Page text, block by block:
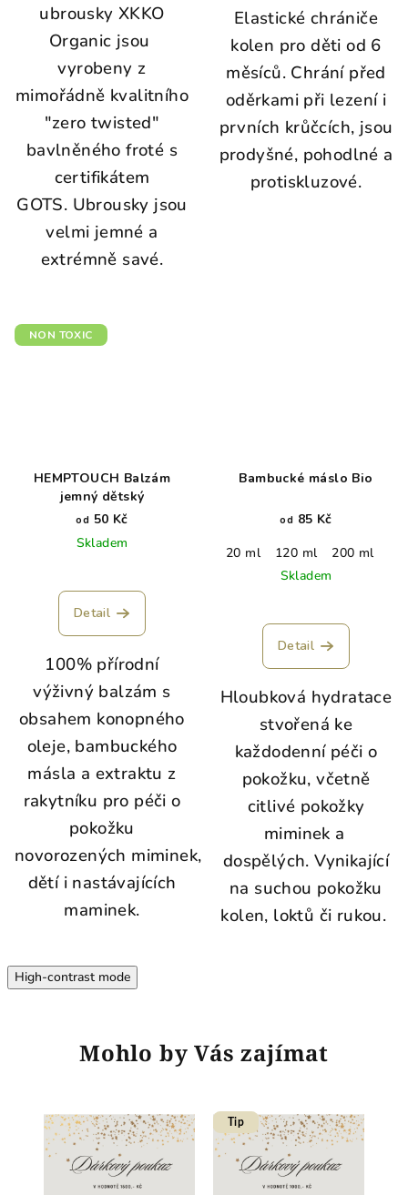
ubrousky XKKO
Organic jsou
vyrobeny z
mimořádně kvalitního
"zero twisted"
bavlněného froté s
certifikátem
GOTS. Ubrousky jsou
velmi jemné a
extrémně savé.
Elastické chrániče
kolen pro děti od 6
měsíců. Chrání před
oděrkami při lezení i
prvních krůčcích, jsou
prodyšné, pohodlné a
protiskluzové.
NON TOXIC
HEMPTOUCH Balzám
jemný dětský
od 50 Kč
Skladem
Detail
100% přírodní
výživný balzám s
obsahem konopného
oleje, bambuckého
másla a extraktu z
rakytníku pro péči o
pokožku
novorozených miminek,
dětí i nastávajících
maminek.
Bambucké máslo Bio
od 85 Kč
20 ml
120 ml
200 ml
Skladem
Detail
Hloubková hydratace
stvořená ke
každodenní péči o
pokožku, včetně
citlivé pokožky
miminek a
dospělých. Vynikající
na suchou pokožku
kolen, loktů či rukou.
High-contrast mode
Mohlo by Vás zajímat
Tip